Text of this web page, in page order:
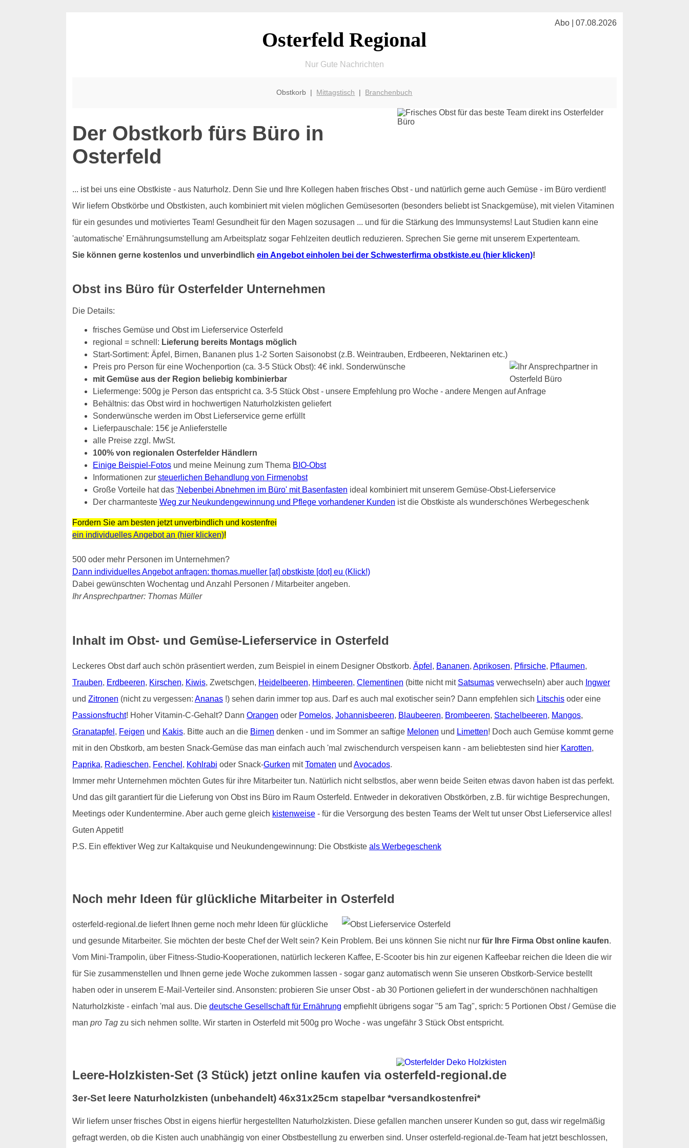
Abo | 07.08.2026
Osterfeld Regional
Nur Gute Nachrichten
Obstkorb | Mittagstisch | Branchenbuch
Der Obstkorb fürs Büro in
Osterfeld
... ist bei uns eine Obstkiste - aus Naturholz. Denn Sie und Ihre Kollegen haben frisches Obst - und natürlich gerne auch Gemüse - im Büro verdient!
Wir liefern Obstkörbe und Obstkisten, auch kombiniert mit vielen möglichen Gemüsesorten (besonders beliebt ist Snackgemüse), mit vielen Vitaminen
für ein gesundes und motiviertes Team! Gesundheit für den Magen sozusagen ... und für die Stärkung des Immunsystems! Laut Studien kann eine
'automatische' Ernährungsumstellung am Arbeitsplatz sogar Fehlzeiten deutlich reduzieren. Sprechen Sie gerne mit unserem Expertenteam.
Sie können gerne kostenlos und unverbindlich ein Angebot einholen bei der Schwesterfirma obstkiste.eu (hier klicken)!
Obst ins Büro für Osterfelder Unternehmen
Die Details:
frisches Gemüse und Obst im Lieferservice Osterfeld
regional = schnell: Lieferung bereits Montags möglich
Start-Sortiment: Äpfel, Birnen, Bananen plus 1-2 Sorten Saisonobst (z.B. Weintrauben, Erdbeeren, Nektarinen etc.)
Preis pro Person für eine Wochenportion (ca. 3-5 Stück Obst): 4€ inkl. Sonderwünsche
mit Gemüse aus der Region beliebig kombinierbar
Liefermenge: 500g je Person das entspricht ca. 3-5 Stück Obst - unsere Empfehlung pro Woche - andere Mengen auf Anfrage
Behältnis: das Obst wird in hochwertigen Naturholzkisten geliefert
Sonderwünsche werden im Obst Lieferservice gerne erfüllt
Lieferpauschale: 15€ je Anlieferstelle
alle Preise zzgl. MwSt.
100% von regionalen Osterfelder Händlern
Einige Beispiel-Fotosund meine Meinung zum Thema BIO-Obst
Informationen zur steuerlichen Behandlung von Firmenobst
Große Vorteile hat das 'Nebenbei Abnehmen im Büro' mit Basenfasten ideal kombiniert mit unserem Gemüse-Obst-Lieferservice
Der charmanteste Weg zur Neukundengewinnung und Pflege vorhandener Kunden ist die Obstkiste als wunderschönes Werbegeschenk
Fordern Sie am besten jetzt unverbindlich und kostenfrei
ein individuelles Angebot an (hier klicken)!
500 oder mehr Personen im Unternehmen?
Dann individuelles Angebot anfragen: thomas.mueller [at] obstkiste [dot] eu (Klick!)
Dabei gewünschten Wochentag und Anzahl Personen / Mitarbeiter angeben.
Ihr Ansprechpartner: Thomas Müller
Inhalt im Obst- und Gemüse-Lieferservice in Osterfeld
Leckeres Obst darf auch schön präsentiert werden, zum Beispiel in einem Designer Obstkorb. Äpfel , Bananen, Aprikosen, Pfirsiche, Pflaumen,
Trauben, Erdbeeren, Kirschen, Kiwis, Zwetschgen, Heidelbeeren, Himbeeren, Clementinen (bitte nicht mit Satsumasverwechseln) aber auch Ingwer
und Zitronen (nicht zu vergessen: Ananas!) sehen darin immer top aus. Darf es auch mal exotischer sein? Dann empfehlen sich Litschisoder eine
Passionsfrucht! Hoher Vitamin-C-Gehalt? Dann Orangen oder Pomelos, Johannisbeeren, Blaubeeren, Brombeeren, Stachelbeeren, Mangos,
Granatapfel , Feigen und Kakis. Bitte auch an die Birnen denken - und im Sommer an saftige Melonen und Limetten! Doch auch Gemüse kommt gerne
mit in den Obstkorb, am besten Snack-Gemüse das man einfach auch 'mal zwischendurch verspeisen kann - am beliebtesten sind hier Karotten,
Paprika, Radieschen, Fenchel , Kohlrabi oder Snack-Gurken mitTomaten und Avocados.
Immer mehr Unternehmen möchten Gutes für ihre Mitarbeiter tun. Natürlich nicht selbstlos, aber wenn beide Seiten etwas davon haben ist das perfekt.
Und das gilt garantiert für die Lieferung von Obst ins Büro im Raum Osterfeld. Entweder in dekorativen Obstkörben, z.B. für wichtige Besprechungen,
Meetings oder Kundentermine. Aber auch gerne gleich kistenweise- für die Versorgung des besten Teams der Welt tut unser Obst Lieferservice alles!
Guten Appetit!
P.S. Ein effektiver Weg zur Kaltakquise und Neukundengewinnung: Die Obstkiste als Werbegeschenk
Noch mehr Ideen für glückliche Mitarbeiter in Osterfeld
osterfeld-regional.de liefert Ihnen gerne noch mehr Ideen für glückliche
und gesunde Mitarbeiter. Sie möchten der beste Chef der Welt sein? Kein Problem. Bei uns können Sie nicht nur für Ihre Firma Obst online kaufen.
Vom Mini-Trampolin, über Fitness-Studio-Kooperationen, natürlich leckeren Kaffee, E-Scooter bis hin zur eigenen Kaffeebar reichen die Ideen die wir
für Sie zusammenstellen und Ihnen gerne jede Woche zukommen lassen - sogar ganz automatisch wenn Sie unseren Obstkorb-Service bestellt
haben oder in unserem E-Mail-Verteiler sind. Ansonsten: probieren Sie unser Obst - ab 30 Portionen geliefert in der wunderschönen nachhaltigen
Naturholzkiste - einfach 'mal aus. Die deutsche Gesellschaft für Ernährung empfiehlt übrigens sogar "5 am Tag", sprich: 5 Portionen Obst / Gemüse die
man pro Tagzu sich nehmen sollte. Wir starten in Osterfeld mit 500g pro Woche - was ungefähr 3 Stück Obst entspricht.
Leere-Holzkisten-Set (3 Stück) jetzt online kaufen via osterfeld-regional.de
3er-Set leere Naturholzkisten (unbehandelt) 46x31x25cm stapelbar *versandkostenfrei*
Wir liefern unser frisches Obst in eigens hierfür hergestellten Naturholzkisten. Diese gefallen manchen unserer Kunden so gut, dass wir regelmäßig
gefragt werden, ob die Kisten auch unabhängig von einer Obstbestellung zu erwerben sind. Unser osterfeld-regional.de-Team hat jetzt beschlossen,